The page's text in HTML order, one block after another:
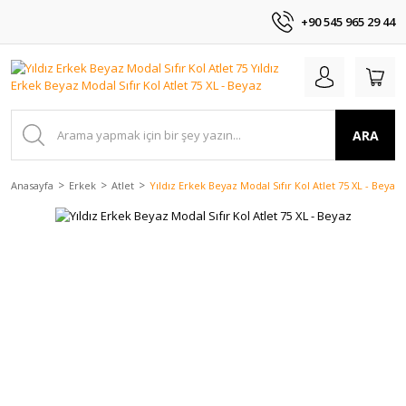
+90 545 965 29 44
ARA
Anasayfa Erkek Atlet Yıldız Erkek Beyaz Modal Sıfır Kol Atlet 75 XL - Beyaz